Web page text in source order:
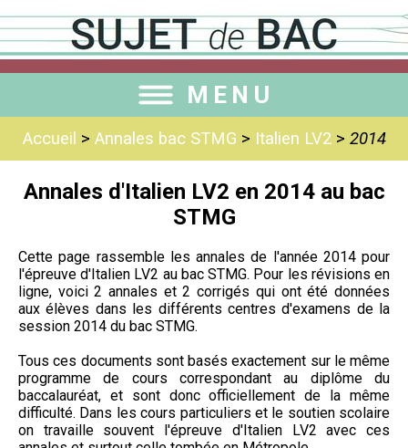
MENU
Accueil > Annales bac STMG > Italien LV2> 2014
Annales d'Italien LV2 en 2014 au bac
STMG
Cette page rassemble les annales de l'année 2014 pour
l'épreuve d'Italien LV2 au bac STMG. Pour les révisions en
ligne, voici 2 annales et 2 corrigés qui ont été données
aux élèves dans les différents centres d'examens de la
session 2014 du bac STMG.
Tous ces documents sont basés exactement sur le même
programme de cours correspondant au diplôme du
baccalauréat, et sont donc officiellement de la même
difficulté. Dans les cours particuliers et le soutien scolaire
on travaille souvent l'épreuve d'Italien LV2 avec ces